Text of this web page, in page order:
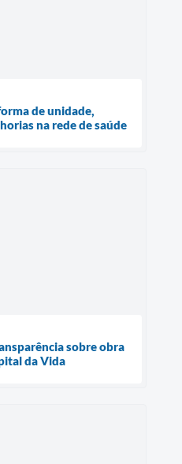
de unidade,
na rede de saúde
sobre obra
da Vida